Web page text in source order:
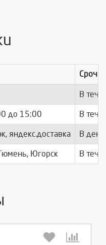
В
до 15:00 В
яндекс.доставка В день
Югорск В